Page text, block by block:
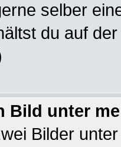
selber
du auf
Bild unter
Bilder